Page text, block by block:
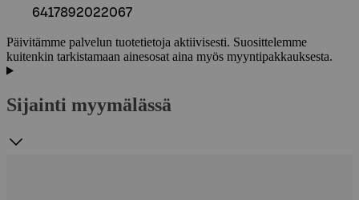
6417892022067
Päivitämme palvelun tuotetietoja aktiivisesti. Suosittelemme
kuitenkin tarkistamaan ainesosat aina myös myyntipakkauksesta.
Sijainti myymälässä